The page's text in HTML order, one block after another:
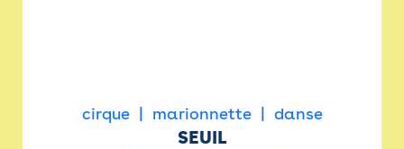
cirque marionnette danse
SEUIL